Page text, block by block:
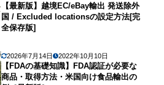
【最新版】越境EC/eBay輸出 発送除外
国 / Excluded locationsの設定方法[完
全保存版]
2026年7月14日 2022年10月10日
【FDAの基礎知識】FDA認証が必要な
商品・取得方法・米国向け食品輸出の